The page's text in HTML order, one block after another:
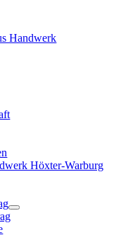
Handwerk
Höxter-Warburg